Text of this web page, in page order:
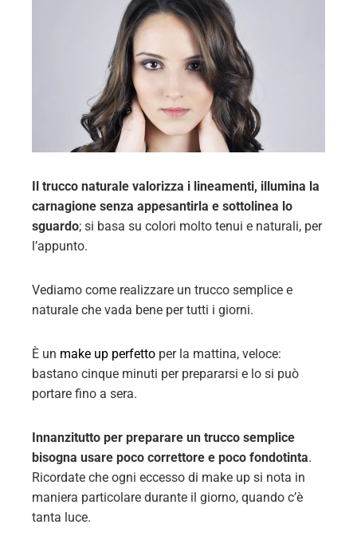
Il trucco naturale valorizza i lineamenti, illumina la
carnagione senza appesantirla e sottolinea lo
sguardo; si basa su colori molto tenui e naturali, per
l’appunto.
Vediamo come realizzare un trucco semplice e
naturale che vada bene per tutti i giorni.
È un make up perfetto per la mattina, veloce:
bastano cinque minuti per prepararsi e lo si può
portare fino a sera.
Innanzitutto per preparare un trucco semplice
bisogna usare poco correttore e poco fondotinta.
Ricordate che ogni eccesso di make up si nota in
maniera particolare durante il giorno, quando c’è
tanta luce.